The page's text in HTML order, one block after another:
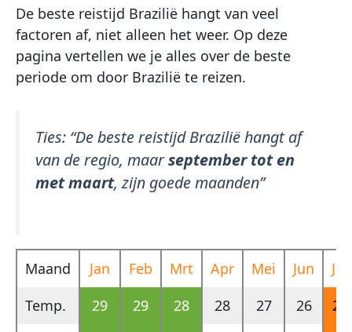
De beste reistijd Brazilië hangt van veel
factoren af, niet alleen het weer. Op deze
pagina vertellen we je alles over de beste
periode om door Brazilië te reizen.
Ties: “De beste reistijd Brazilië hangt af
van de regio, maarseptember tot en
met maart, zijn goede maanden”
Maand Jan Feb Mrt Apr Mei Jun
Jul
Temp.
29 29 28 28 27 26
26